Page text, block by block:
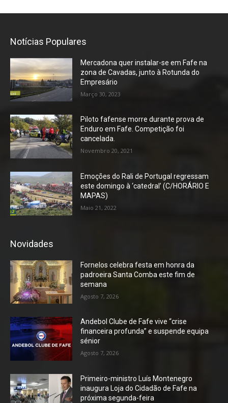
Notícias Populares
Mercadona quer instalar-se em Fafe na
zona de Cavadas, junto à Rotunda do
Empresário
Março 30, 2023
Piloto fafense morre durante prova de
Enduro em Fafe. Competição foi
cancelada.
Novembro 20, 2021
Emoções do Rali de Portugal regressam
este domingo à ‘catedral’ (C/HORÁRIO E
MAPAS)
Maio 21, 2022
Novidades
Fornelos celebra festa em honra da
padroeira Santa Comba este fim de
semana
Agosto 7, 2026
Andebol Clube de Fafe vive “crise
financeira profunda” e suspende equipa
sénior
Agosto 7, 2026
Primeiro-ministro Luís Montenegro
inaugura Loja do Cidadão de Fafe na
próxima segunda-feira